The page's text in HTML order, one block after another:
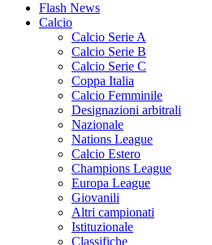
Flash News
Calcio
Calcio Serie A
Calcio Serie B
Calcio Serie C
Coppa Italia
Calcio Femminile
Designazioni arbitrali
Nazionale
Nations League
Calcio Estero
Champions League
Europa League
Giovanili
Altri campionati
Istituzionale
Classifiche